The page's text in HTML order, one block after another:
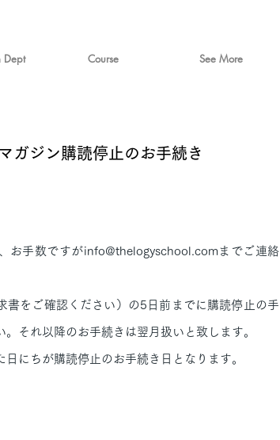
Dept Course See More
ガジン購読停止のお手続き
お手数ですがinfo@thelogyschool.comまでご連絡
書をご確認ください）の5日前までに購読停止の手
それ以降のお手続きは翌月扱いと致します。
日にちが購読停止のお手続き日となります。